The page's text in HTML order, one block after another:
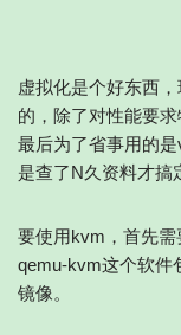
虚拟化是个好东西
的，除了对性能要
最后为了省事用的
是查了N久资料才
要使用kvm，首先需
qemu-kvm这个软件
镜像。